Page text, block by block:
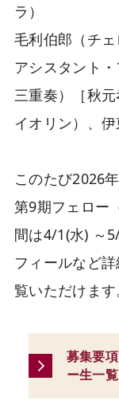
ラ）
毛利伯郎（チェ
アシスタント
三重奏）［秋
イオリン）、
このたび2026
第9期フェロー
間は4/1(水) ～
フィールなど
覧いただけます
募集要
ー生一覧